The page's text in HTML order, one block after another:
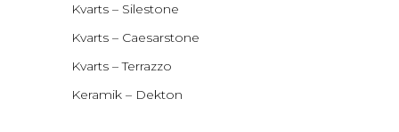
Kvarts – Silestone
Kvarts – Caesarstone
Kvarts – Terrazzo
Keramik – Dekton